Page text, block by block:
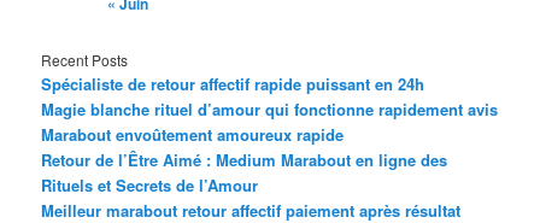
Recent Posts
Spécialiste de retour affectif rapide puissant en 24h
Magie blanche rituel d’amour qui fonctionne rapidement avis
Marabout envoûtement amoureux rapide
Retour de l’Être Aimé : Medium Marabout en ligne des
Rituels et Secrets de l’Amour
Meilleur marabout retour affectif paiement après résultat